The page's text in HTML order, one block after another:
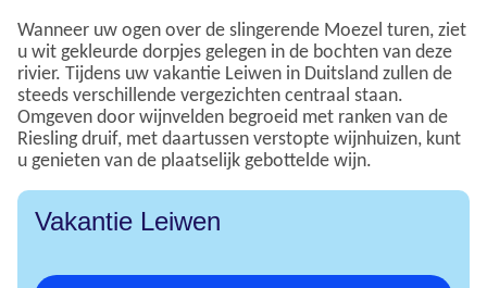
Wanneer uw ogen over de slingerende Moezel turen, ziet
u wit gekleurde dorpjes gelegen in de bochten van deze
rivier. Tijdens uw vakantie Leiwen in Duitsland zullen de
steeds verschillende vergezichten centraal staan.
Omgeven door wijnvelden begroeid met ranken van de
Riesling druif, met daartussen verstopte wijnhuizen, kunt
u genieten van de plaatselijk gebottelde wijn.
Vakantie Leiwen